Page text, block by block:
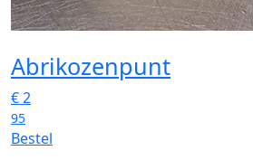
Abrikozenpunt
€2
95
Bestel